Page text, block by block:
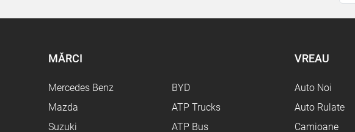
MĂRCI
Mercedes Benz
Mazda
Suzuki
BYD
ATP Trucks
ATP Bus
VREAU
Auto Noi
Auto Rulate
Camioane